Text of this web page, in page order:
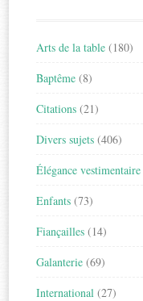
Arts de la table (180)
Baptême (8)
Citations (21)
Divers sujets (406)
Élégance vestimentaire
Enfants (73)
Fiançailles (14)
Galanterie (69)
International (27)